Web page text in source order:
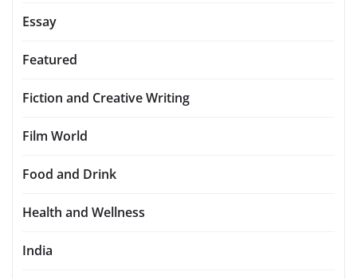
Essay
Featured
Fiction and Creative Writing
Film World
Food and Drink
Health and Wellness
India